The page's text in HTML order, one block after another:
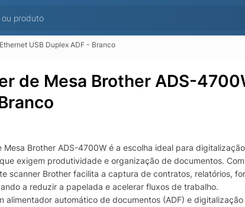
USB Duplex ADF - Branco
de Mesa Brother ADS-
Mesa Brother ADS-4700W é a escolha ideal para
exigem produtividade e organização de documentos.
scanner Brother facilita a captura de contratos, relatórios,
a reduzir a papelada e acelerar fluxos de trabalho.
alimentador automático de documentos (ADF) e